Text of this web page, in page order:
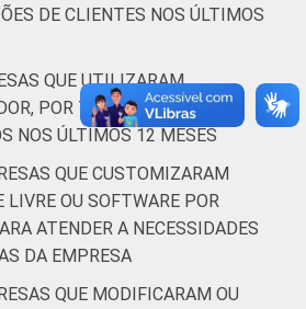
imobiliárias
atividades
profissionais,
técnicas,
atividades
administrativas
e serviços
complementares
4
DE CLIENTES NOS ÚLTIMOS
QUE UTILIZARAM
POR TIPO DE SOFTWARE
NOS ÚLTIMOS 12 MESES
QUE CUSTOMIZARAM
LIVRE OU SOFTWARE POR
ATENDER A NECESSIDADES
DA EMPRESA
QUE MODIFICARAM OU